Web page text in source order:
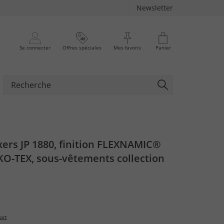
Newsletter
Se connecter Offres spéciales Mes favoris Panier
JP 1880, finition FLEXNAMIC®
TEX, sous-vêtements collection